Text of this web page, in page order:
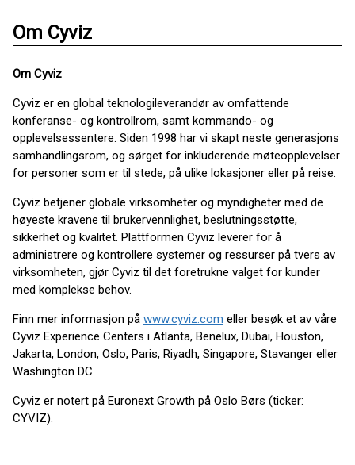
Om Cyviz
Om Cyviz
Cyviz er en global teknologileverandør av omfattende
konferanse- og kontrollrom, samt kommando- og
opplevelsessentere. Siden 1998 har vi skapt neste generasjons
samhandlingsrom, og sørget for inkluderende møteopplevelser
for personer som er til stede, på ulike lokasjoner eller på reise.
Cyviz betjener globale virksomheter og myndigheter med de
høyeste kravene til brukervennlighet, beslutningsstøtte,
sikkerhet og kvalitet. Plattformen Cyviz leverer for å
administrere og kontrollere systemer og ressurser på tvers av
virksomheten, gjør Cyviz til det foretrukne valget for kunder
med komplekse behov.
Finn mer informasjon på www.cyviz.com eller besøk et av våre
Cyviz Experience Centers i Atlanta, Benelux, Dubai, Houston,
Jakarta, London, Oslo, Paris, Riyadh, Singapore, Stavanger eller
Washington DC.
Cyviz er notert på Euronext Growth på Oslo Børs (ticker:
CYVIZ).